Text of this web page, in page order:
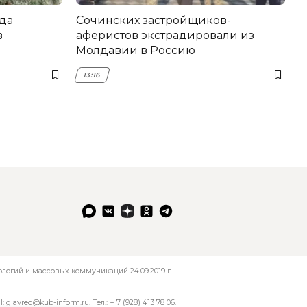
Сочинских застройщиков-
аферистов экстрадировали из
Молдавии в Россию
13:16
и массовых коммуникаций 24.09.2019 г.
glavred@kub-inform.ru. Тел.: + 7 (928) 413 78 06.